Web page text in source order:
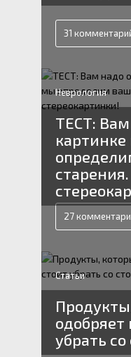
31
Неврология
ТЕСТ:
27
Статьи
одобряет
убрать со